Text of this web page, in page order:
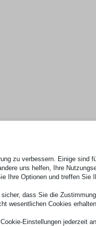
zu verbessern. Einige sind
uns helfen, Ihre
Ihre Optionen und treffen Sie
dass Sie die
wesentlichen Cookies
Einstellungen jederzeit